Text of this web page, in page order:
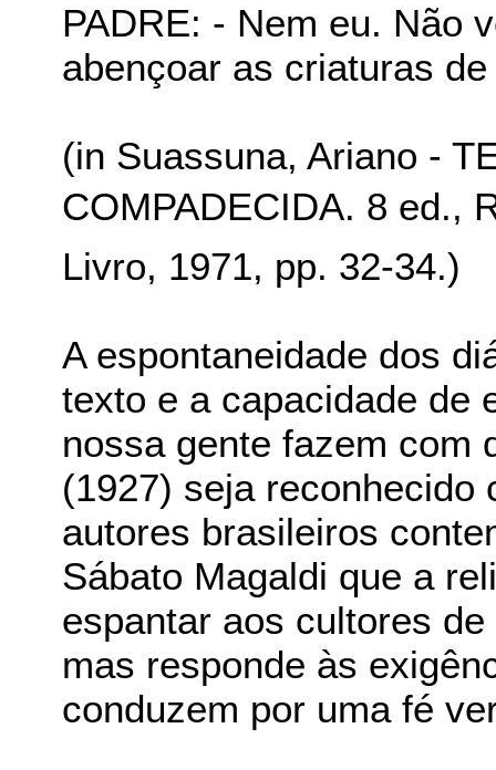
PADRE: - Nem eu. Não
abençoar as criaturas
(in Suassuna, Ariano -
COMPADECIDA. 8 ed.,
Livro, 1971, pp. 32-34.)
A espontaneidade dos
texto e a capacidade de
nossa gente fazem com
(1927) seja reconhecido
autores brasileiros
Sábato Magaldi que a
espantar aos cultores
mas responde às
conduzem por uma fé